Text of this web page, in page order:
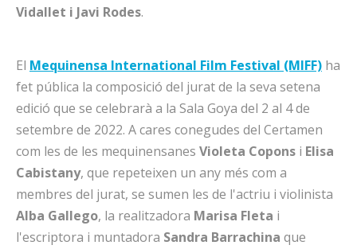
Vidallet i Javi Rodes.
El Mequinensa International Film Festival (MIFF) ha
fet pública la composició del jurat de la seva setena
edició que se celebrarà a la Sala Goya del 2 al 4 de
setembre de 2022. A cares conegudes del Certamen
com les de les mequinensanes Violeta Copons i Elisa
Cabistany, que repeteixen un any més com a
membres del jurat, se sumen les de l'actriu i violinista
Alba Gallego, la realitzadora Marisa Fleta i
l'escriptora i muntadora Sandra Barrachina que